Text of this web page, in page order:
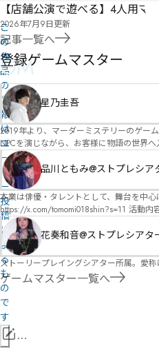
こ
の
作
品
の
情
報
は
ユ
ー
ザ
ー
投
稿
に
よ
る
も
の
で
す
情
【店舗公演で遊べる】4人用マ
2026年7月9日更新
記事一覧へ
GM
登録ゲームマスター
星乃圭吾
2019年より、マーダーミステリーのゲームマスター(GM)として活動を開始いたしま
NPCを演じながら、お客様に物語の世界へ入り込んでいただくような演
図を大切にしながら、その作品の魅力をお客様に届けられるような公演を心がけて
像しながら、公演を進めていく時間が本当に大好きです！ 対応可能作品は、オフライン（対面）作品のみとなります。 得意分野
オ）ですが、ファンタジー、デスゲーム、青春ものなど、ジャ
品川ともみ@ストプレシア
本業は俳優・タレントとして、舞台を中心にTV、CMなどに出演しています。 役者として
https://x.com/tomomi018shin?s=11 活動内容はSNSにて投稿しています。 SPT所属。 ストーリープレイン
ーシブカフェ「コアクト」(不定期開催)出
花奏和音@ストプレシアタ
ストーリープレイングシアター所属。愛
ゲームマスター一覧へ